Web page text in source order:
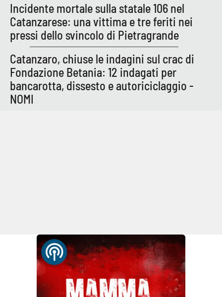
Incidente mortale sulla statale 106 nel
Catanzarese: una vittima e tre feriti nei
pressi dello svincolo di Pietragrande
Catanzaro, chiuse le indagini sul crac di
Fondazione Betania: 12 indagati per
bancarotta, dissesto e autoriciclaggio -
NOMI